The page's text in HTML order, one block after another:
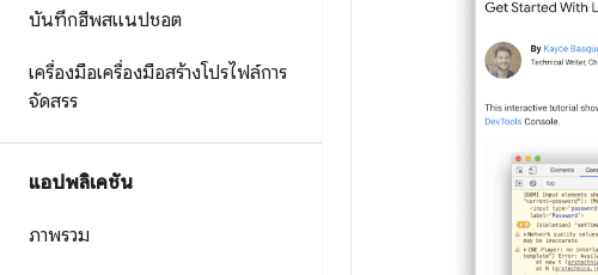
บันทึกฮีพสแนปชอต
เครื่องมือเครื่องมือสร้างโปรไฟล์การ
จัดสรร
แอปพลิเคชัน
ภาพรวม